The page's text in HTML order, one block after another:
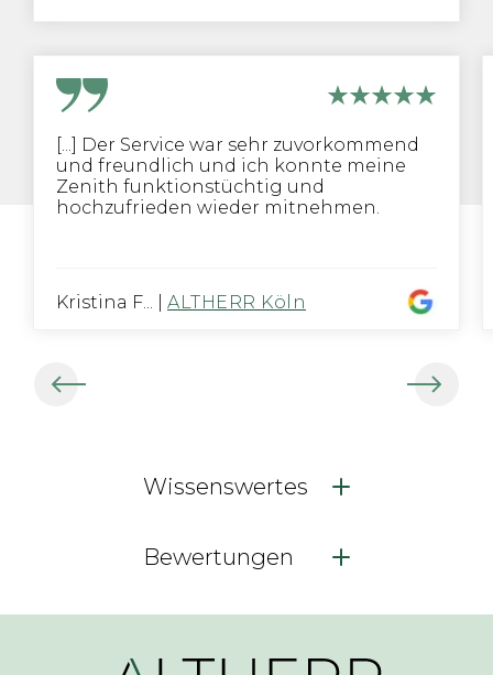
[...] Der Service war sehr zuvorkommend
und freundlich und ich konnte meine
Zenith funktionstüchtig und
hochzufrieden wieder mitnehmen.
Kristina F... ALTHERR Köln
Wissenswertes
Bewertungen